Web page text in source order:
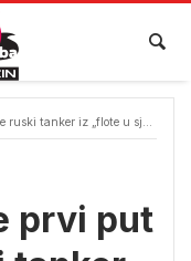
„flote u sjeni“ u Engleskom kanalu
prvi put